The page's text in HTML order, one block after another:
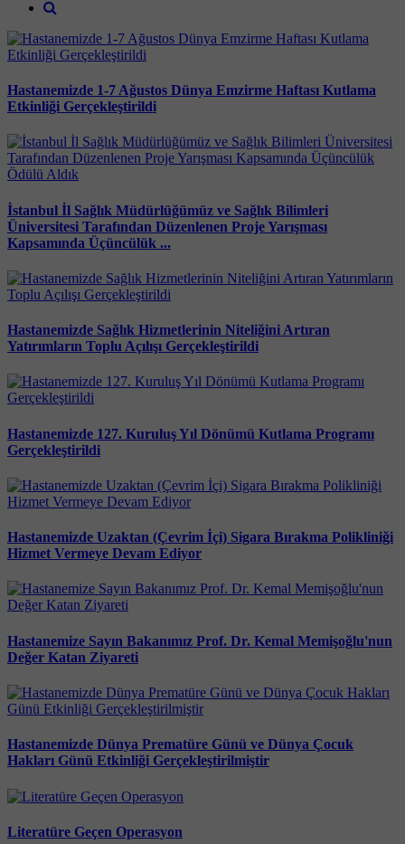
Hastanemizde 1-7 Ağustos Dünya Emzirme Haftası Kutlama
Etkinliği Gerçekleştirildi
İstanbul İl Sağlık Müdürlüğümüz ve Sağlık Bilimleri
Üniversitesi Tarafından Düzenlenen Proje Yarışması
Kapsamında Üçüncülük ...
Hastanemizde Sağlık Hizmetlerinin Niteliğini Artıran
Yatırımların Toplu Açılışı Gerçekleştirildi
Hastanemizde 127. Kuruluş Yıl Dönümü Kutlama Programı
Gerçekleştirildi
Hastanemizde Uzaktan (Çevrim İçi) Sigara Bırakma Polikliniği
Hizmet Vermeye Devam Ediyor
Hastanemize Sayın Bakanımız Prof. Dr. Kemal Memişoğlu'nun
Değer Katan Ziyareti
Hastanemizde Dünya Prematüre Günü ve Dünya Çocuk
Hakları Günü Etkinliği Gerçekleştirilmiştir
Literatüre Geçen Operasyon